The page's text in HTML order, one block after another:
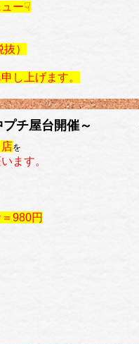
ー☟
）
し上げます。
チ屋台開催～
を
ます。
980円